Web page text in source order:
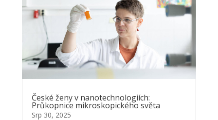
České ženy v nanotechnologiích:
Průkopnice mikroskopického světa
Srp 30, 2025